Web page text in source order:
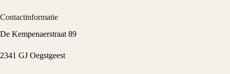
Contactinformatie
De Kempenaerstraat 89
2341 GJ Oegstgeest